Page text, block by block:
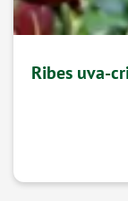
Ribes uva-